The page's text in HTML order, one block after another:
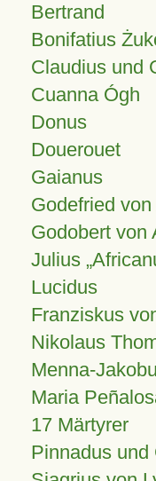
Bertrand
Bonifatius
Claudius und
Cuanna Ógh
Donus
Douerouet
Gaianus
Godefried von
Godobert von
Julius
Lucidus
Franziskus
Nikolaus
Menna-
Maria
17 Märtyrer
Pinnadus und